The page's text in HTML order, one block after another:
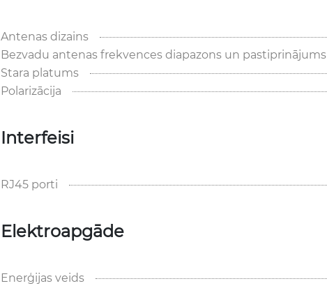
Antenas dizains
Bezvadu antenas frekvences diapazons un pastiprinājums
Stara platums
Polarizācija
Interfeisi
RJ45 porti
Elektroapgāde
Enerģijas veids